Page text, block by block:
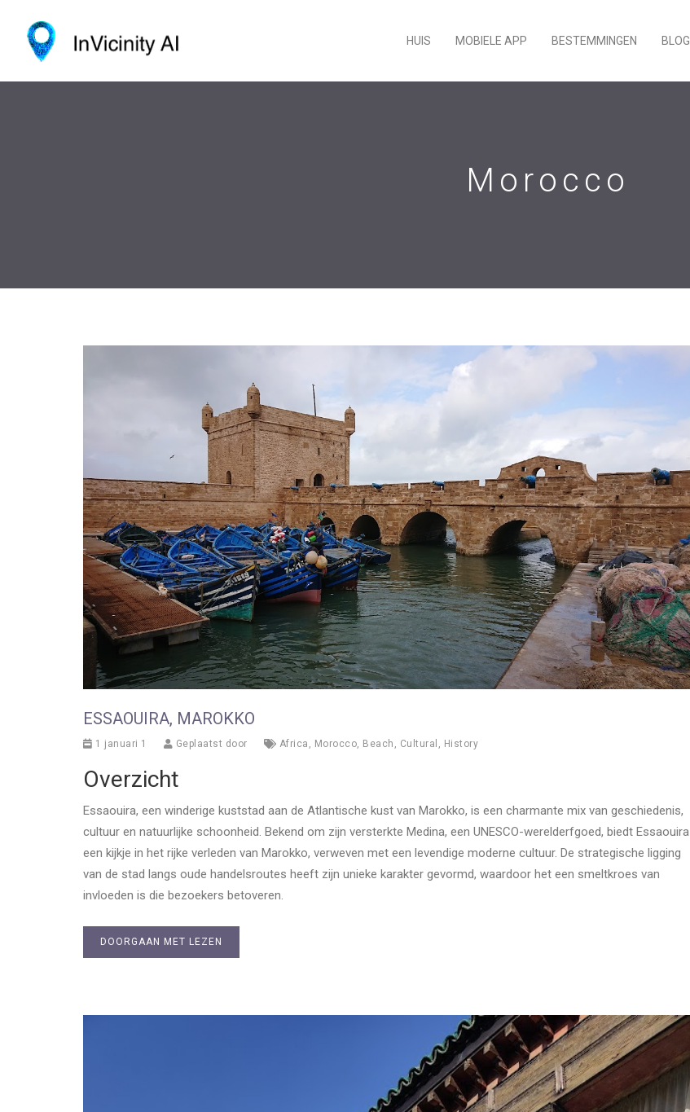
HUIS MOBIELE APP BESTEMMINGEN BLOG
Morocco
ESSAOUIRA, MAROKKO
1 januari 1 Geplaatst door Africa , Morocco, Beach , Cultural , History
Overzicht
Essaouira, een winderige kuststad aan de Atlantische kust van Marokko, is een charmante mix van geschiedenis,
cultuur en natuurlijke schoonheid. Bekend om zijn versterkte Medina, een UNESCO-werelderfgoed, biedt Essaouira
een kijkje in het rijke verleden van Marokko, verweven met een levendige moderne cultuur. De strategische ligging
van de stad langs oude handelsroutes heeft zijn unieke karakter gevormd, waardoor het een smeltkroes van
invloeden is die bezoekers betoveren.
DOORGAAN MET LEZEN